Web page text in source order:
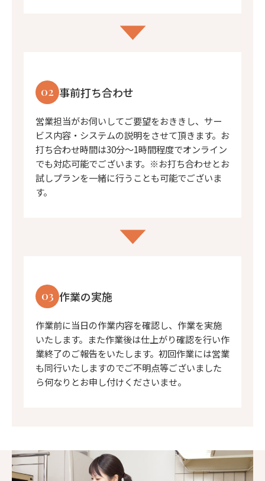
02 事前打ち合わせ
営業担当がお伺いしてご要望をおききし、サー
ビス内容・システムの説明をさせて頂きます。お
打ち合わせ時間は30分〜1時間程度でオンライン
でも対応可能でございます。※お打ち合わせとお
試しプランを一緒に行うことも可能でございま
す。
03 作業の実施
作業前に当日の作業内容を確認し、作業を実施
いたします。また作業後は仕上がり確認を行い作
業終了のご報告をいたします。初回作業には営業
も同行いたしますのでご不明点等ございました
ら何なりとお申し付けくださいませ。